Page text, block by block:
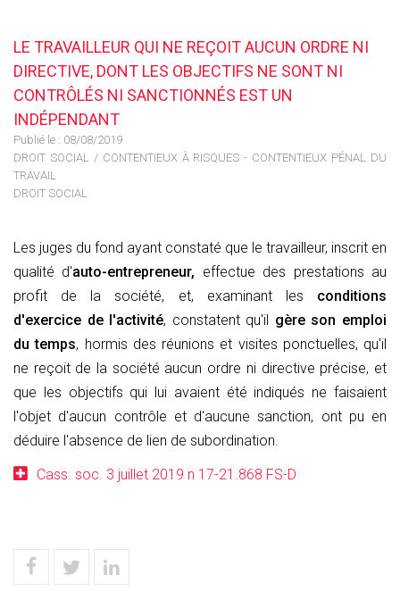
LE TRAVAILLEUR QUI NE REÇOIT AUCUN ORDRE NI
DIRECTIVE, DONT LES OBJECTIFS NE SONT NI
CONTRÔLÉS NI SANCTIONNÉS EST UN
INDÉPENDANT
Publié le : 08/08/2019
DROIT SOCIAL/ CONTENTIEUX À RISQUES - CONTENTIEUX PÉNAL DU
TRAVAIL
DROIT SOCIAL
Les juges du fond ayant constaté que le travailleur, inscrit en
qualité d'auto-entrepreneur, effectue des prestations au
profit de la société, et, examinant les conditions
d'exercice de l'activité, constatent qu'il gère son emploi
du temps, hormis des réunions et visites ponctuelles, qu'il
ne reçoit de la société aucun ordre ni directive précise, et
que les objectifs qui lui avaient été indiqués ne faisaient
l'objet d'aucun contrôle et d'aucune sanction, ont pu en
déduire l'absence de lien de subordination.
Cass. soc. 3 juillet 2019 n 17-21.868 FS-D